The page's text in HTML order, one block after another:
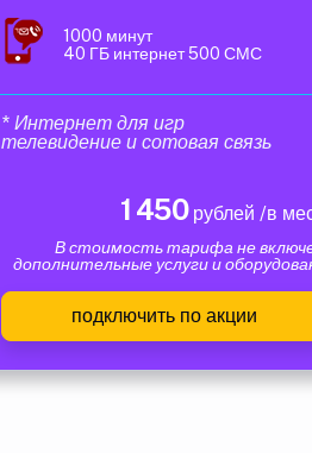
1000 минут
40 ГБ интернет 500 СМС
* Интернет для игр
телевидение и сотовая связь
1 450рублей /в
В стоимость тарифа не
дополнительные услуги и
подключить по акции